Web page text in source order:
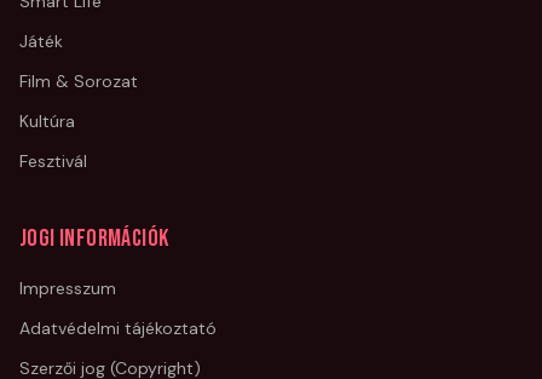
Játék
Film & Sorozat
Kultúra
Fesztivál
Jogi információk
Impresszum
Adatvédelmi tájékoztató
Szerzői jog (Copyright)